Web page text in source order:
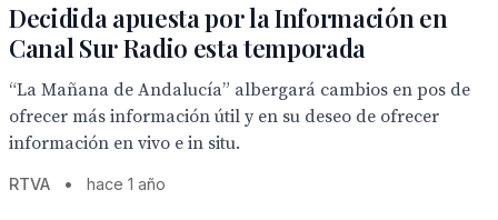
Decidida apuesta por la Información en
Canal Sur Radio esta temporada
“La Mañana de Andalucía” albergará cambios en pos de
ofrecer más información útil y en su deseo de ofrecer
información en vivo e in situ.
RTVA • hace 1 año